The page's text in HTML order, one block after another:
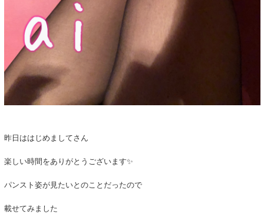
昨日ははじめましてさん
楽しい時間をありがとうございます✨
パンスト姿が見たいとのことだったので
載せてみました